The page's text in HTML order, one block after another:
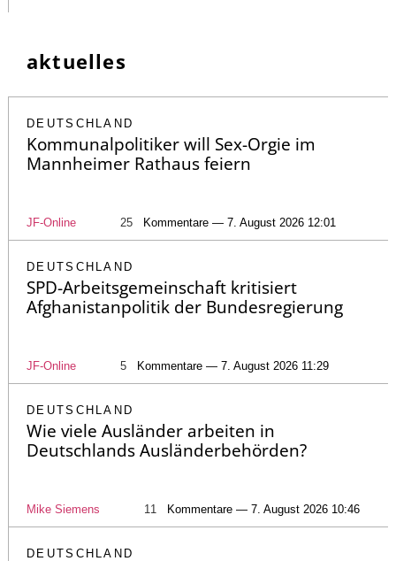
aktuelles
DEUTSCHLAND
Kommunalpolitiker will Sex-Orgie im
Mannheimer Rathaus feiern
JF-Online 25 Kommentare — 7. August 2026 12:01
DEUTSCHLAND
SPD-Arbeitsgemeinschaft kritisiert
Afghanistanpolitik der Bundesregierung
JF-Online 5 Kommentare — 7. August 2026 11:29
DEUTSCHLAND
Wie viele Ausländer arbeiten in
Deutschlands Ausländerbehörden?
Mike Siemens 11 Kommentare — 7. August 2026 10:46
DEUTSCHLAND